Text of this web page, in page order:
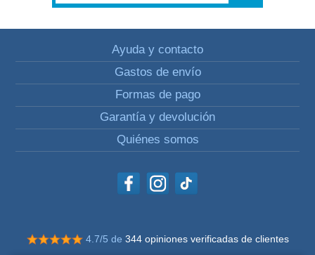
Ayuda y contacto
Gastos de envío
Formas de pago
Garantía y devolución
Quiénes somos
4.7/5 de 344 opiniones verificadas de clientes